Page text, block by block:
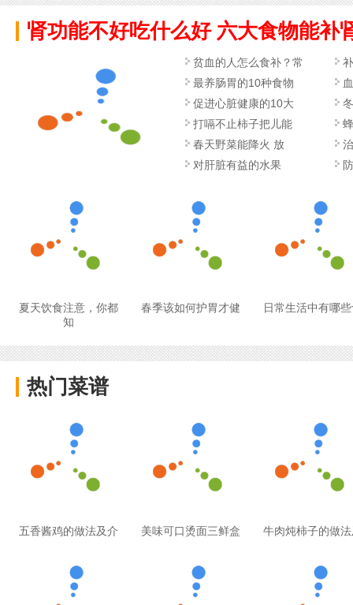
肾功能不好吃什么好 六大食物能补
贫血的人怎么食补？常
最养肠胃的10种食物
促进心脏健康的10大
打嗝不止柿子把儿能
春天野菜能降火 放
对肝脏有益的水果
夏天饮食注意，你都
知
春季该如何护胃才健 日常生活中有哪
热门菜谱
五香酱鸡的做法及介 美味可口烫面三鲜盒 牛肉炖柿子的做